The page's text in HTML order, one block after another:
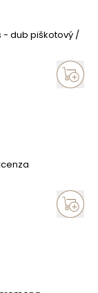
- dub piškotový /